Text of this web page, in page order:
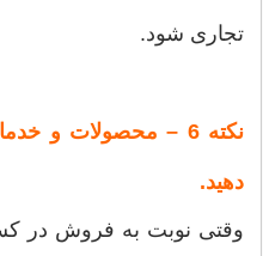
تجاری شود.
نکته 6 – محصولات و
دهید.
وقتی نوبت به فروش در